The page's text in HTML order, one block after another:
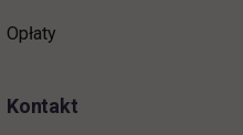
Opłaty
Kontakt